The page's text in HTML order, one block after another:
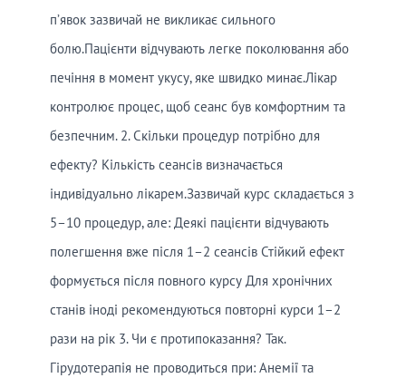
п’явок зазвичай не викликає сильного
болю.Пацієнти відчувають легке поколювання або
печіння в момент укусу, яке швидко минає.Лікар
контролює процес, щоб сеанс був комфортним та
безпечним. 2. Скільки процедур потрібно для
ефекту? Кількість сеансів визначається
індивідуально лікарем.Зазвичай курс складається з
5–10 процедур, але: Деякі пацієнти відчувають
полегшення вже після 1–2 сеансів Стійкий ефект
формується після повного курсу Для хронічних
станів іноді рекомендуються повторні курси 1–2
рази на рік 3. Чи є протипоказання? Так.
Гірудотерапія не проводиться при: Анемії та